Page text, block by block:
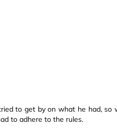
to get by on what he had, so
to adhere to the rules.